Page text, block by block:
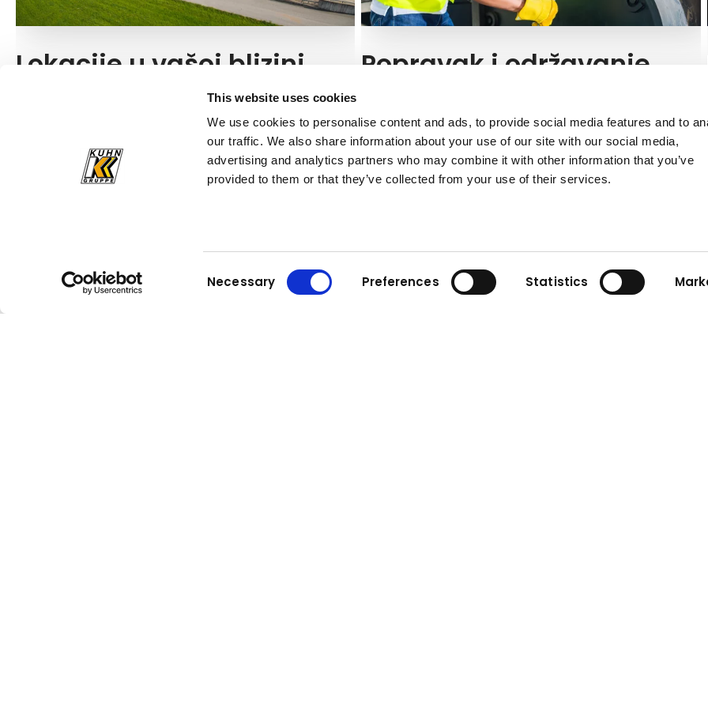
This website uses cookies
We use cookies to personalise content and ads, to provide social media features and to
our traffic. We also share information about your use of our site with our social media,
advertising and analytics partners who may combine it with other information that you’ve
provided to them or that they’ve collected from your use of their services.
Necessary Preferences Statistics
Lokacije u vašoj blizini
Želite li nas posjetiti na licu mjesta? Iskoristite
praktičan alat za traženje lokacije kako biste pronašli
lokaciju društva Kuhn u svojoj blizini.
Pronađite lokaciju
Popravak i održavanje
Kuhn? Rado ćemo vam reći više na našim mjestima
servisiranja.
Više informacija